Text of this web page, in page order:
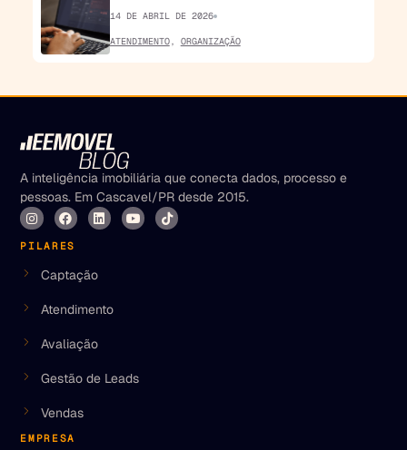
14 DE ABRIL DE 2026
ATENDIMENTO, ORGANIZAÇÃO
A inteligência imobiliária que conecta dados, processo e
pessoas. Em Cascavel/PR desde 2015.
PILARES
Captação
Atendimento
Avaliação
Gestão de Leads
Vendas
EMPRESA